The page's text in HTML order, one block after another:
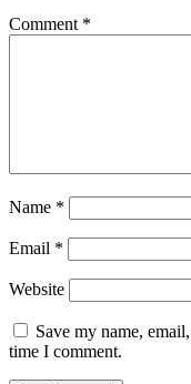
Comment *
Name *
Email *
Website
Save my name,
time I comment.